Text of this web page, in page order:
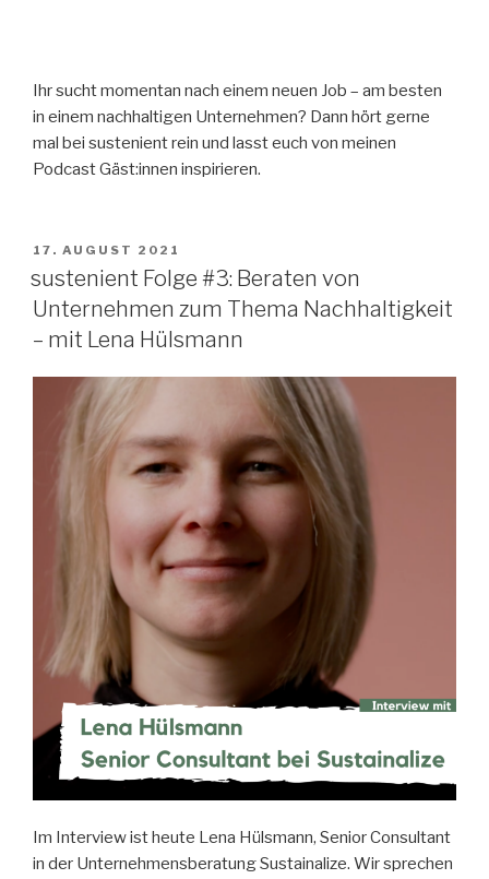
Ihr sucht momentan nach einem neuen Job – am besten
in einem nachhaltigen Unternehmen? Dann hört gerne
mal bei sustenient rein und lasst euch von meinen
Podcast Gäst:innen inspirieren.
VERÖFFENTLICHT
17. AUGUST 2021
sustenient Folge #3: Beraten von
Unternehmen zum Thema Nachhaltigkeit
– mit Lena Hülsmann
Im Interview ist heute Lena Hülsmann, Senior Consultant
in der Unternehmensberatung Sustainalize. Wir sprechen